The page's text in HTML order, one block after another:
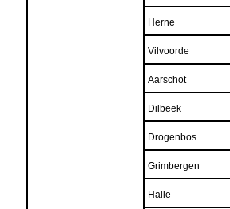
Herne
Vilvoorde
Aarschot
Dilbeek
Drogenbos
Grimbergen
Halle